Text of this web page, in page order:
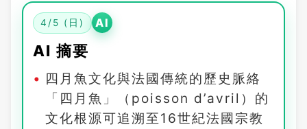
4/5 (日) AI
AI 摘要
四月魚文化與法國傳統的歷史脈絡
「四月魚」（poisson d’avril）的
文化根源可追溯至16世紀法國宗教